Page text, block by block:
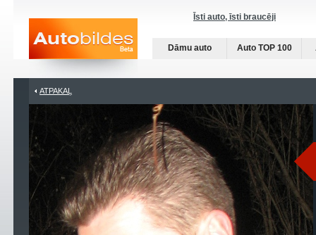
Īsti auto, īsti braucēji
Dāmu auto Auto TOP 100
ATPAKAĻ